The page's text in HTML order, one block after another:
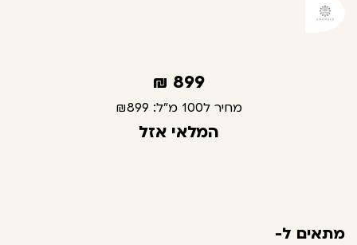
899
₪
מחיר ל100 מ"ל: ₪899
המלאי אזל
מתאים ל-